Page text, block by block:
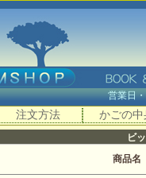
営業
注文方法 かごの中
ビ
商品名